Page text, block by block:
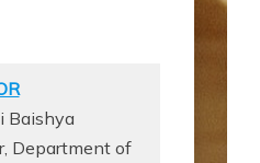
Baishya
Department of